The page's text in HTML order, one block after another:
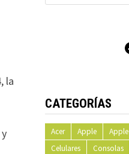
la
CATEGORÍAS
Acer Apple Apple
Celulares
Consolas